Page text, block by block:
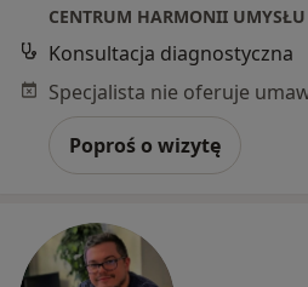
CENTRUM HARMONII UMYSŁU
Konsultacja diagnostyczna
Poproś o wizytę